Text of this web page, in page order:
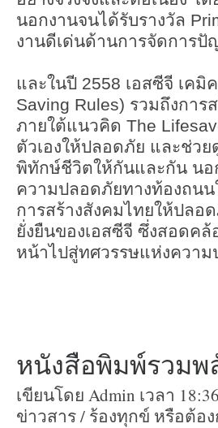
นอกงานจนได้รับรางวัล
งานดีเด่นด้านการจัดการปั
และในปี 2558 เอสซีจี เค
Saving Rules) รวมถึงกา
ภายใต้แนวคิด The
ตัวเองให้ปลอดภัย และช่ว
พิทักษ์ชีวิตให้กันและกัน นอ
ความปลอดภัยทางท้องถน
การสร้างสังคมไทยให้ปล
ยั่งยืนของเอสซีจี ซึ่งสอดคล้
หน้าไปสู่ทศวรรษแห่งควา
หนังสือพิมพ์รวมพ
เขียนโดย Admin เวลา
ข่าวสาร / ร้องทุกข์ หรือต้